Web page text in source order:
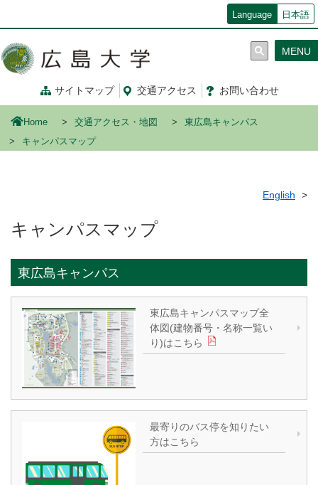
コ
ン
移
Language 日本語
サイトマップ 交通アクセス お問い合わせ
MENU
Home 交通アクセス・地図
東広島キャンパス
キャンパスマップ
English
キャンパスマップ
東広島キャンパス
東広島キャンパスマップ全
体図(建物番号・名称一覧い
り)はこちら
最寄りのバス停を知りたい
方はこちら